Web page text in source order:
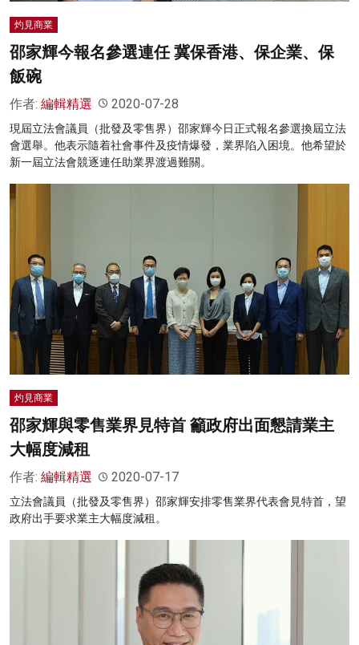
灼見商業
邵家輝今報名參選連任 冀保香港、保企業、保
飯碗
作者: 編輯精選 2020-07-28
現屆立法會議員（批發及零售界）邵家輝今日正式報名參選換屆立法
會選舉。他表示隨着社會事件及疫情爆發，業界陷入困境。他希望於
新一屆立法會競逐連任助業界渡過難關。
灼見商業
邵家輝與零售業界見特首 籲政府出面懇請業主
大幅度減租
作者: 編輯精選 2020-07-17
立法會議員（批發及零售界）邵家輝安排零售業界代表會見特首，望
政府出手要求業主大幅度減租。